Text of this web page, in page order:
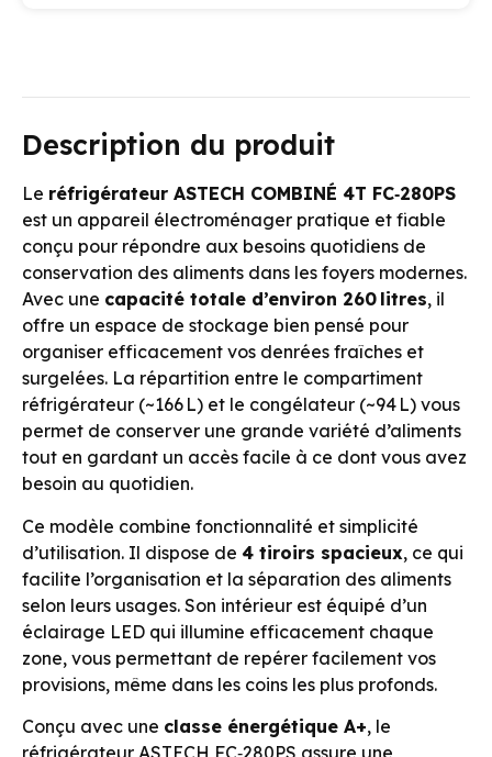
Description du produit
Le réfrigérateur ASTECH COMBINÉ 4T FC‑280PS
est un appareil électroménager pratique et fiable
conçu pour répondre aux besoins quotidiens de
conservation des aliments dans les foyers modernes.
Avec une capacité totale d’environ 260 litres, il
offre un espace de stockage bien pensé pour
organiser efficacement vos denrées fraîches et
surgelées. La répartition entre le compartiment
réfrigérateur (~166 L) et le congélateur (~94 L) vous
permet de conserver une grande variété d’aliments
tout en gardant un accès facile à ce dont vous avez
besoin au quotidien.
Ce modèle combine fonctionnalité et simplicité
d’utilisation. Il dispose de 4 tiroirs spacieux, ce qui
facilite l’organisation et la séparation des aliments
selon leurs usages. Son intérieur est équipé d’un
éclairage LED qui illumine efficacement chaque
zone, vous permettant de repérer facilement vos
provisions, même dans les coins les plus profonds.
Conçu avec une classe énergétique A+, le